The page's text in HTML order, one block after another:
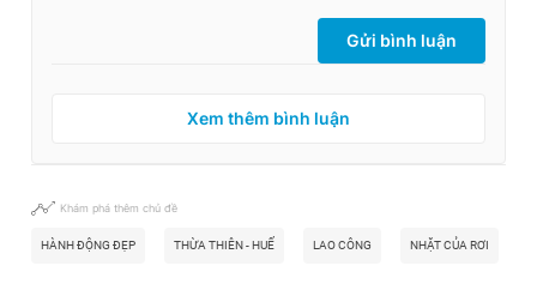
Gửi bình luận
Xem thêm bình luận
Khám phá thêm chủ đề
HÀNH ĐỘNG ĐẸP THỪA THIÊN - HUẾ LAO CÔNG NHẶT CỦA RƠI